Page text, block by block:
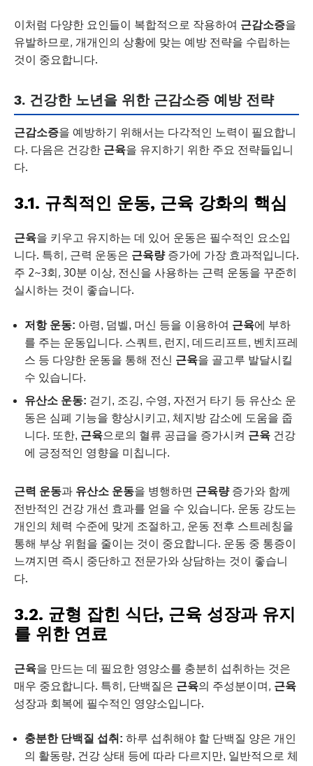
이처럼 다양한 요인들이 복합적으로 작용하여 근감소증을
유발하므로, 개개인의 상황에 맞는 예방 전략을 수립하는
것이 중요합니다.
3. 건강한 노년을 위한 근감소증 예방 전략
근감소증을 예방하기 위해서는 다각적인 노력이 필요합니
다. 다음은 건강한 근육을 유지하기 위한 주요 전략들입니
다.
3.1. 규칙적인 운동, 근육 강화의 핵심
근육을 키우고 유지하는 데 있어 운동은 필수적인 요소입
니다. 특히, 근력 운동은 근육량증가에 가장 효과적입니다.
주 2~3회, 30분 이상, 전신을 사용하는 근력 운동을 꾸준히
실시하는 것이 좋습니다.
저항 운동: 아령, 덤벨, 머신 등을 이용하여 근육에 부하
를 주는 운동입니다. 스쿼트, 런지, 데드리프트, 벤치프레
스 등 다양한 운동을 통해 전신 근육을 골고루 발달시킬
수 있습니다.
유산소 운동: 걷기, 조깅, 수영, 자전거 타기 등 유산소 운
동은 심폐 기능을 향상시키고, 체지방 감소에 도움을 줍
니다. 또한, 근육으로의 혈류 공급을 증가시켜 근육 건강
에 긍정적인 영향을 미칩니다.
근력 운동과 유산소 운동을 병행하면 근육량증가와 함께
전반적인 건강 개선 효과를 얻을 수 있습니다. 운동 강도는
개인의 체력 수준에 맞게 조절하고, 운동 전후 스트레칭을
통해 부상 위험을 줄이는 것이 중요합니다. 운동 중 통증이
느껴지면 즉시 중단하고 전문가와 상담하는 것이 좋습니
다.
3.2. 균형 잡힌 식단, 근육 성장과 유지
를 위한 연료
근육을 만드는 데 필요한 영양소를 충분히 섭취하는 것은
매우 중요합니다. 특히, 단백질은 근육의 주성분이며, 근육
성장과 회복에 필수적인 영양소입니다.
충분한 단백질 섭취: 하루 섭취해야 할 단백질 양은 개인
의 활동량, 건강 상태 등에 따라 다르지만, 일반적으로 체